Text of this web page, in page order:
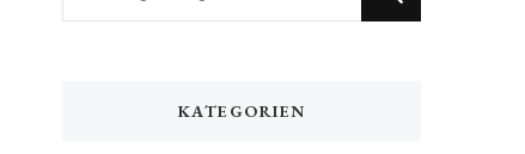
for
KATEGORIEN